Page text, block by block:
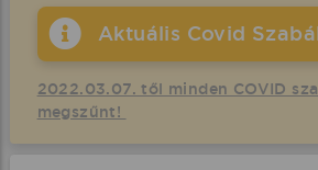
Aktuális Covid
2022.03.07. től minden COVID
megszűnt!